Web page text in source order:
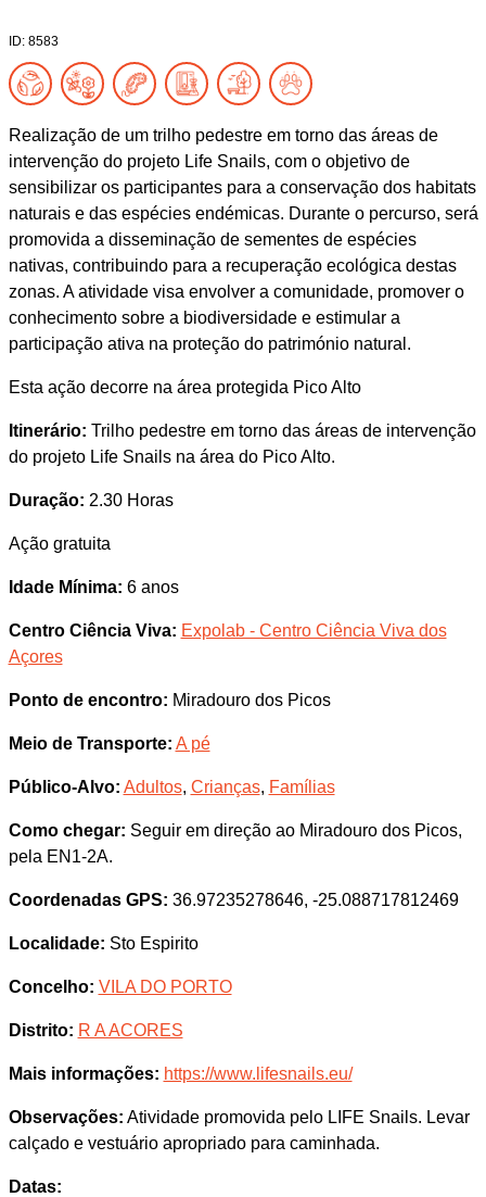
ID: 8583
Realização de um trilho pedestre em torno das áreas de
intervenção do projeto Life Snails, com o objetivo de
sensibilizar os participantes para a conservação dos habitats
naturais e das espécies endémicas. Durante o percurso, será
promovida a disseminação de sementes de espécies
nativas, contribuindo para a recuperação ecológica destas
zonas. A atividade visa envolver a comunidade, promover o
conhecimento sobre a biodiversidade e estimular a
participação ativa na proteção do património natural.
Esta ação decorre na área protegida Pico Alto
Itinerário: Trilho pedestre em torno das áreas de intervenção
do projeto Life Snails na área do Pico Alto.
Duração: 2.30 Horas
Ação gratuita
Idade Mínima: 6 anos
Centro Ciência Viva: Expolab - Centro Ciência Viva dos
Açores
Ponto de encontro: Miradouro dos Picos
Meio de Transporte: A pé
Público-Alvo: Adultos, Crianças, Famílias
Como chegar: Seguir em direção ao Miradouro dos Picos,
pela EN1-2A.
Coordenadas GPS: 36.97235278646, -25.088717812469
Localidade: Sto Espirito
Concelho: VILA DO PORTO
Distrito: R A ACORES
Mais informações: https://www.lifesnails.eu/
Observações: Atividade promovida pelo LIFE Snails. Levar
calçado e vestuário apropriado para caminhada.
Datas: